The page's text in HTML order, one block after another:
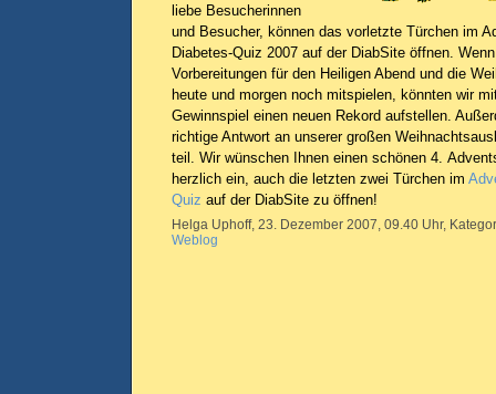
liebe Besucherinnen
und Besucher, können das vorletzte Türchen im
Diabetes-Quiz 2007 auf der DiabSite öffnen.
Vorbereitungen für den Heiligen Abend und die
heute und morgen noch mitspielen, könnten wir
Gewinnspiel einen neuen Rekord aufstellen.
richtige Antwort an unserer großen
teil. Wir wünschen Ihnen einen schönen 4.
herzlich ein, auch die letzten zwei Türchen im
Quiz auf der DiabSite zu öffnen!
Helga Uphoff, 23. Dezember 2007, 09.40 Uhr,
Weblog